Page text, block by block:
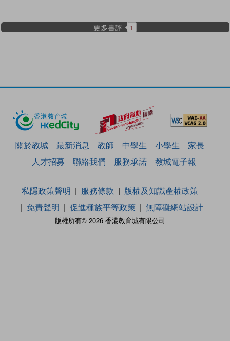
更多書評 1
關於教城 最新消息 教師 中學生 小學生
家長
人才招募
聯絡我們 服務承諾 教城電子報
版權所有© 2026 香港教育城有限公司
私隱政策聲明 服務條款
版權及知識產權政策
免責聲明
促進種族平等政策 無障礙網站設計